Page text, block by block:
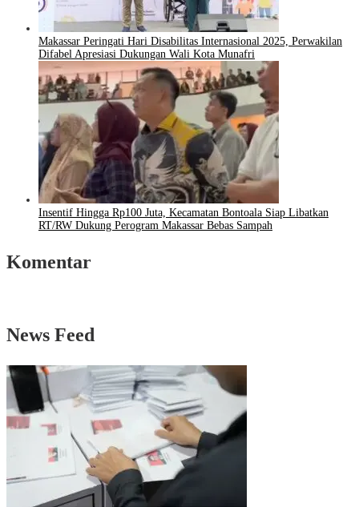
Makassar Peringati Hari Disabilitas Internasional 2025, Perwakilan
Difabel Apresiasi Dukungan Wali Kota Munafri
Insentif Hingga Rp100 Juta, Kecamatan Bontoala Siap Libatkan
RT/RW Dukung Perogram Makassar Bebas Sampah
Komentar
News Feed